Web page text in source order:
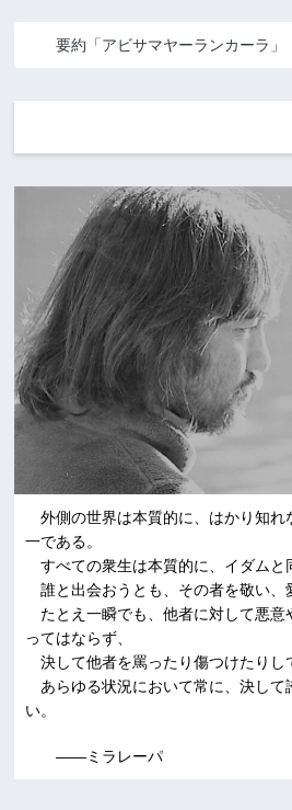
要約「アビサマヤーランカーラ」
外側の世界は本質的に、はかり知れ
一である。
すべての衆生は本質的に、イダムと
誰と出会おうとも、その者を敬い、
たとえ一瞬でも、他者に対して悪意
ってはならず、
決して他者を罵ったり傷つけたりし
あらゆる状況において常に、決して
い。
――ミラレーパ